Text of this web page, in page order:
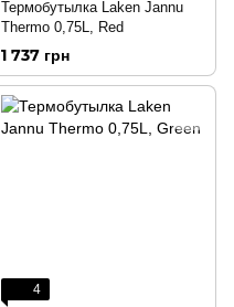
Термобутылка Laken Jannu
Thermo 0,75L, Red
1 737 грн
4